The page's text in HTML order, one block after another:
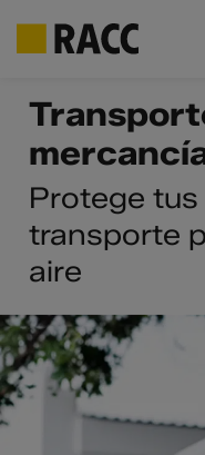
contenido
Protege
transporte
aire